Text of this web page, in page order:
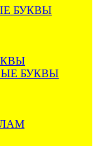
БУКВЫ
БУКВЫ